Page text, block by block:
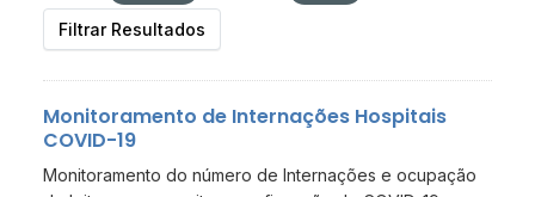
Filtrar Resultados
Monitoramento de Internações Hospitais
COVID-19
Monitoramento do número de Internações e ocupação